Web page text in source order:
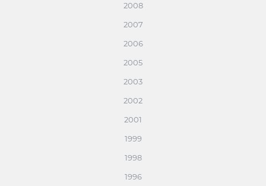
2008
2007
2006
2005
2003
2002
2001
1999
1998
1996